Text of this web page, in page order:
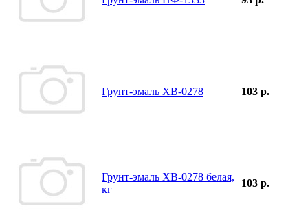
Грунт-эмаль ХВ-0278 103 р.
Грунт-эмаль ХВ-0278 белая,
кг
103 р.